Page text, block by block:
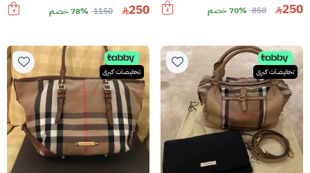
250
850 70% خصم 250
1150 78% خصم
تخفيضات كبرى تخفيضات كبرى